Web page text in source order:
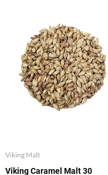
Viking Malt
Viking Caramel Malt 30